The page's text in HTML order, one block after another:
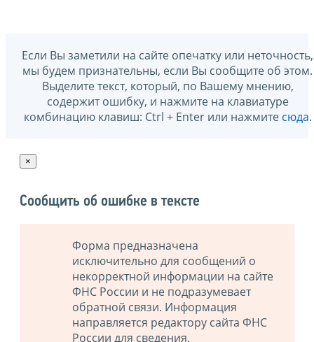
Если Вы заметили на сайте опечатку или неточность,
мы будем признательны, если Вы сообщите об этом.
Выделите текст, который, по Вашему мнению,
содержит ошибку, и нажмите на клавиатуре
комбинацию клавиш: Ctrl + Enter или нажмите сюда.
×
Сообщить об ошибке в тексте
Форма предназначена
исключительно для сообщений о
некорректной информации на сайте
ФНС России и не подразумевает
обратной связи. Информация
направляется редактору сайта ФНС
России для сведения.